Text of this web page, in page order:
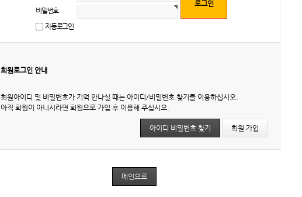
비밀번호
자동로그인
회원로그인 안내
회원아이디 및 비밀번호가 기억 안나실 때는 아이디/비밀번호 찾기를 이용하십시오.
아직 회원이 아니시라면 회원으로 가입 후 이용해 주십시오.
아이디 비밀번호 찾기 회원 가입
메인으로